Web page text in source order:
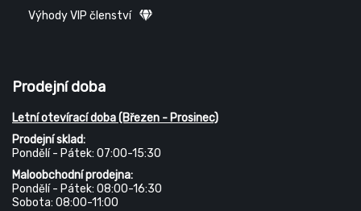
Výhody VIP členství
Prodejní doba
Letní otevírací doba (Březen - Prosinec)
Prodejní sklad:
Pondělí - Pátek: 07:00-15:30
Maloobchodní prodejna:
Pondělí - Pátek: 08:00-16:30
Sobota: 08:00-11:00